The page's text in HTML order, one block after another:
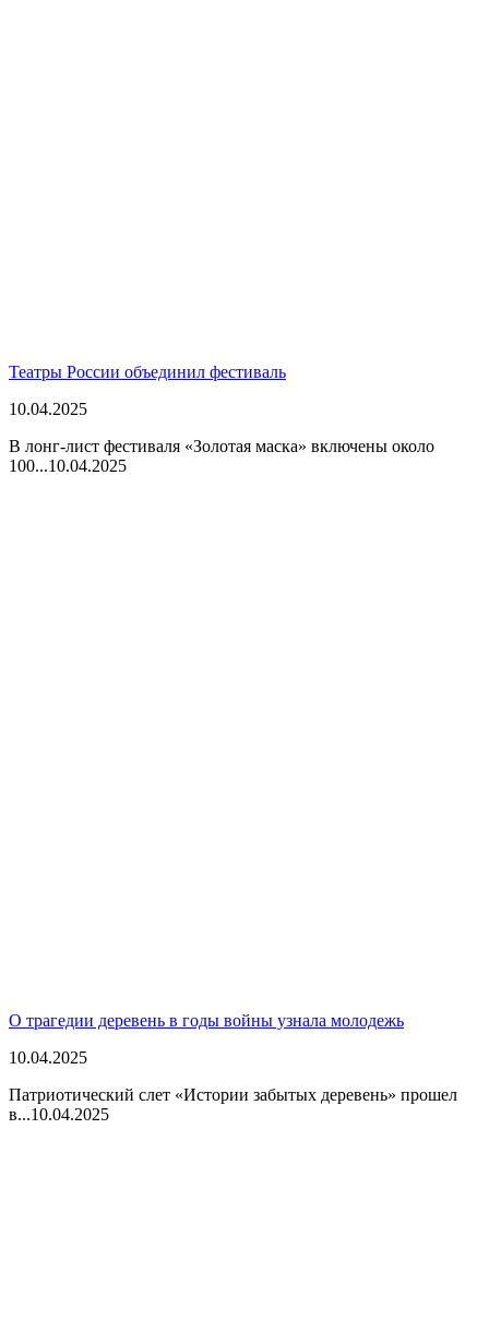
Театры России объединил фестиваль
10.04.2025
В лонг-лист фестиваля «Золотая маска» включены около
100...10.04.2025
О трагедии деревень в годы войны узнала молодежь
10.04.2025
Патриотический слет «Истории забытых деревень» прошел
в...10.04.2025